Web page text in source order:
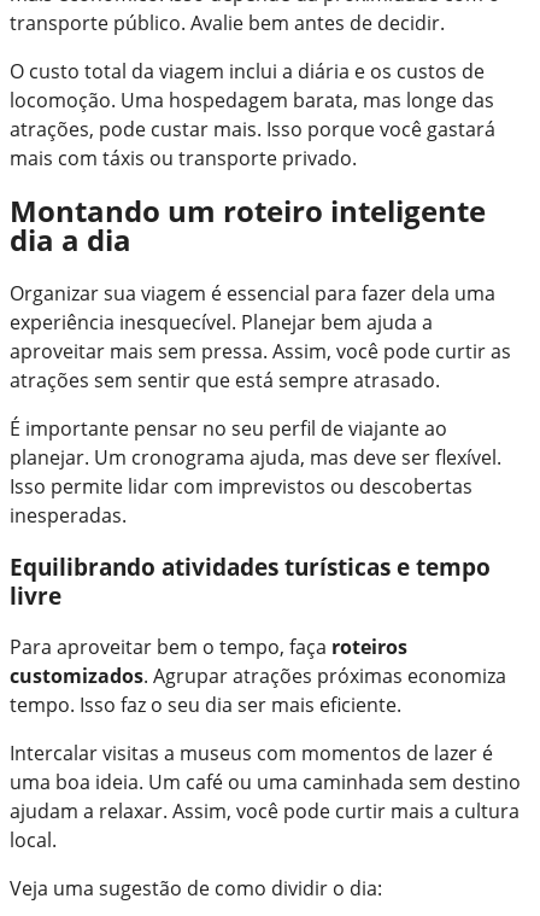
transporte público. Avalie bem antes de decidir.
O custo total da viagem inclui a diária e os custos de
locomoção. Uma hospedagem barata, mas longe das
atrações, pode custar mais. Isso porque você gastará
mais com táxis ou transporte privado.
Montando um roteiro inteligente
dia a dia
Organizar sua viagem é essencial para fazer dela uma
experiência inesquecível. Planejar bem ajuda a
aproveitar mais sem pressa. Assim, você pode curtir as
atrações sem sentir que está sempre atrasado.
É importante pensar no seu perfil de viajante ao
planejar. Um cronograma ajuda, mas deve ser flexível.
Isso permite lidar com imprevistos ou descobertas
inesperadas.
Equilibrando atividades turísticas e tempo
livre
Para aproveitar bem o tempo, faça roteiros
customizados. Agrupar atrações próximas economiza
tempo. Isso faz o seu dia ser mais eficiente.
Intercalar visitas a museus com momentos de lazer é
uma boa ideia. Um café ou uma caminhada sem destino
ajudam a relaxar. Assim, você pode curtir mais a cultura
local.
Veja uma sugestão de como dividir o dia: